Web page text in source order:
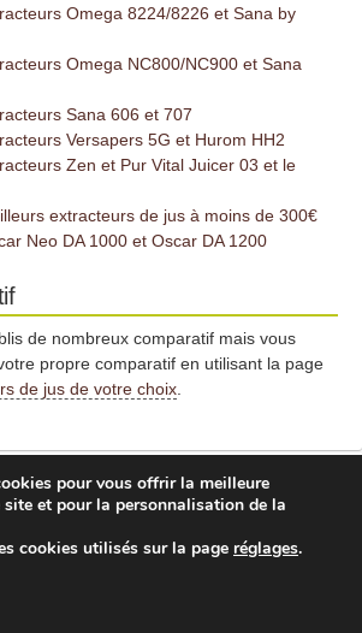
Omega 8224/8226 et Sana by
Omega NC800/NC900 et Sana
Sana 606 et 707
Versapers 5G et Hurom HH2
Zen et Pur Vital Juicer 03 et le
extracteurs de jus à moins de 300€
Neo DA 1000 et Oscar DA 1200
de nombreux comparatif mais vous
propre comparatif en utilisant la page
de jus de votre choix
le comparatif extracteurs de
avec clapet
un ou plusieurs extracteurs de jus
pour vous offrir la meilleure
site et pour la personnalisation de la
cookies utilisés sur la page réglages.